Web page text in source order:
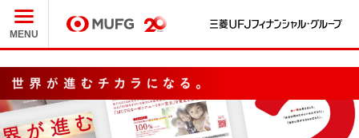
MUFG
MENU